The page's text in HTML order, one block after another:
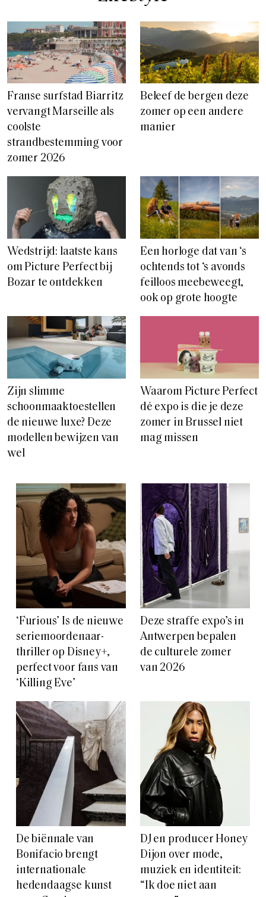
Franse surfstad Biarritz
vervangt Marseille als
coolste
strandbestemming voor
zomer 2026
Beleef de bergen deze
zomer op een andere
manier
Wedstrijd: laatste kans
om Picture Perfect bij
Bozar te ontdekken
Een horloge dat van ‘s
ochtends tot ‘s avonds
feilloos meebeweegt,
ook op grote hoogte
Zijn slimme
schoonmaaktoestellen
de nieuwe luxe? Deze
modellen bewijzen van
wel
Waarom Picture Perfect
dé expo is die je deze
zomer in Brussel niet
mag missen
‘Furious’ Is de nieuwe
seriemoordenaar-
thriller op Disney+,
perfect voor fans van
‘Killing Eve’
Deze straffe expo’s in
Antwerpen bepalen
de culturele zomer
van 2026
De biënnale van
Bonifacio brengt
internationale
hedendaagse kunst
DJ en producer Honey
Dijon over mode,
muziek en identiteit:
“Ik doe niet aan